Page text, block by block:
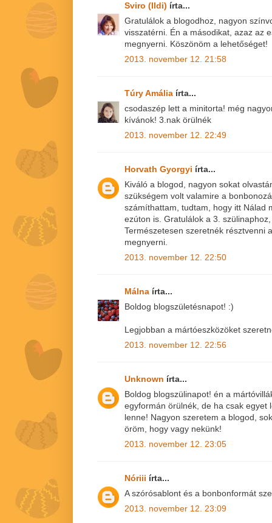
Sviro (Ildi) írta...
Gratulálok a blogodhoz, nagyon
visszatérni. Én a másodikat, azaz az
megnyerni. Köszönöm a lehetőséget!
2013. november 12. 21:58
Túry Amália írta...
csodaszép lett a minitorta! még
kívánok! 3.nak örülnék
2013. november 12. 22:49
Horvath Gyorgyi írta...
Kiváló a blogod, nagyon sokat
szükségem volt valamire a
számíthattam, tudtam, hogy itt Nálad
ezúton is. Gratulálok a 3.
Természetesen szeretnék résztvenni
megnyerni.
2013. november 12. 22:50
Málna írta...
Boldog blogszületésnapot! :)
Legjobban a mártóeszközöket
2013. november 12. 22:56
Unknown írta...
Boldog blogszülinapot! én a
egyformán örülnék, de ha csak egyet
lenne! Nagyon szeretem a blogod,
öröm, hogy vagy nekünk!
2013. november 12. 23:05
Nóriii írta...
A szórósablont és a bonbonformát
2013. november 12. 23:09